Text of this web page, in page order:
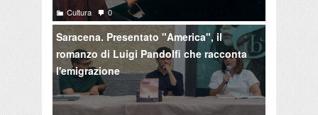
Cultura 0
Saracena. Presentato "America", il
romanzo di Luigi Pandolfi che racconta
l'emigrazione